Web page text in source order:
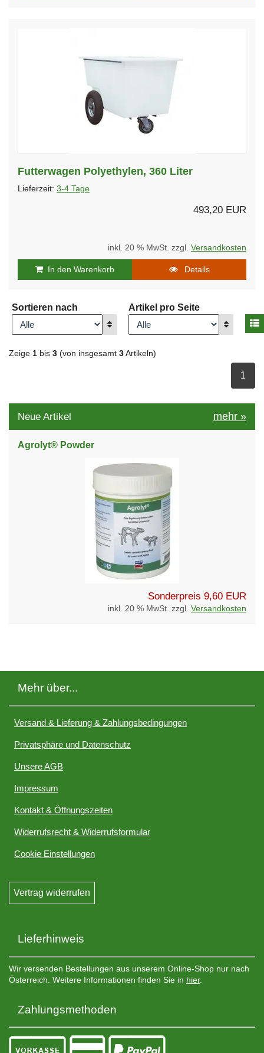
Futterwagen Polyethylen, 360 Liter
Lieferzeit: 3-4 Tage
493,20 EUR
inkl. 20 % MwSt. zzgl. Versandkosten
In den Warenkorb Details
Sortieren nach
Anzeigen
Artikel pro Seite
Anzeigen
Zeige 1 bis 3 (von insgesamt 3 Artikeln)
1
Neue Artikel mehr »
Agrolyt® Powder
Sonderpreis 9,60 EUR
inkl. 20 % MwSt. zzgl. Versandkosten
Mehr über...
Versand & Lieferung & Zahlungsbedingungen
Privatsphäre und Datenschutz
Unsere AGB
Impressum
Kontakt & Öffnungszeiten
Widerrufsrecht & Widerrufsformular
Cookie Einstellungen
Vertrag widerrufen
Lieferhinweis
Wir versenden Bestellungen aus unserem Online-Shop nur nach
Österreich. Weitere Informationen finden Sie in hier.
Zahlungsmethoden